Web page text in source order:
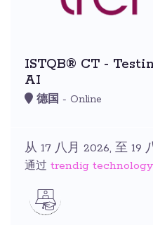
ISTQB® CT -
AI
德国 - Online
从 17 八月 2026, 至 19
通过 trendig